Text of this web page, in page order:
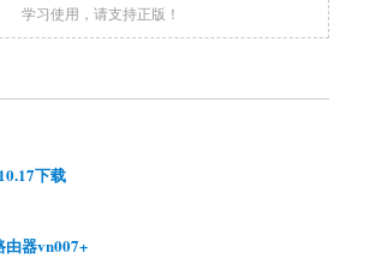
学习使用，请支持正版！
下载
由器vn007+